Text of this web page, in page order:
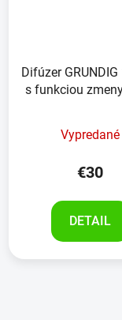
Difúzer
s funkciou
Vypredané
€30
DETAIL